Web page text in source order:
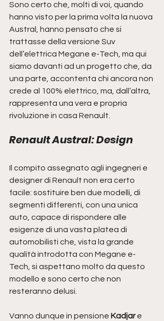
Sono certo che, molti di voi, quando
hanno visto per la prima volta la nuova
Austral, hanno pensato che si
trattasse della versione Suv
dell’elettrica Megane e-Tech, ma qui
siamo davanti ad un progetto che, da
una parte, accontenta chi ancora non
crede al 100% elettrico, ma, dall’altra,
rappresenta una vera e propria
rivoluzione in casa Renault.
Renault Austral: Design
Il compito assegnato agli ingegneri e
designer di Renault non era certo
facile: sostituire ben due modelli, di
segmenti differenti, con una unica
auto, capace di rispondere alle
esigenze di una vasta platea di
automobilisti che, vista la grande
qualità introdotta con Megane e-
Tech, si aspettano molto da questo
modello e sono certo che non
resteranno delusi.
Vanno dunque in pensione Kadjar e